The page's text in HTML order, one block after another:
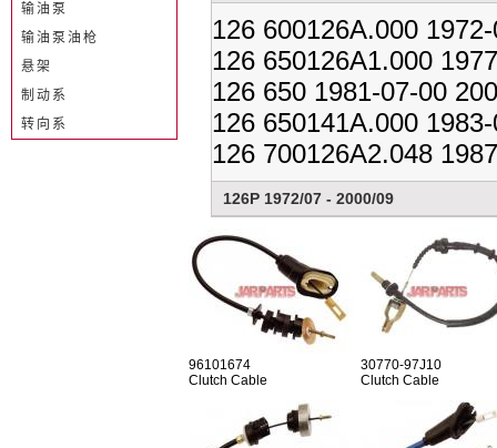
126 600126A.000
126 650126A1.000
126 650 1981-07-00
126 650141A.000
126 700126A2.048
126P 1972/07 - 2000/09
96101674
Clutch Cable
30770-97J10
Clutch Cable
输油泵
输油泵油枪
悬架
制动系
转向系